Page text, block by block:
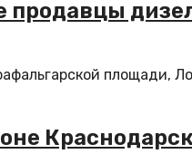
продавцы
площади,